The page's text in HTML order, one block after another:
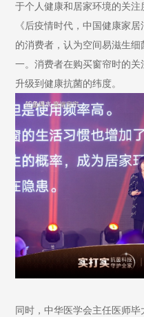
于个人健康和居家环境的关
《后疫情时代，中国健康家
的消费者，认为空间易滋生
一。消费者在购买窗帘时的关
升级到健康抗菌的纬度。
同时，中华医学会主任医师